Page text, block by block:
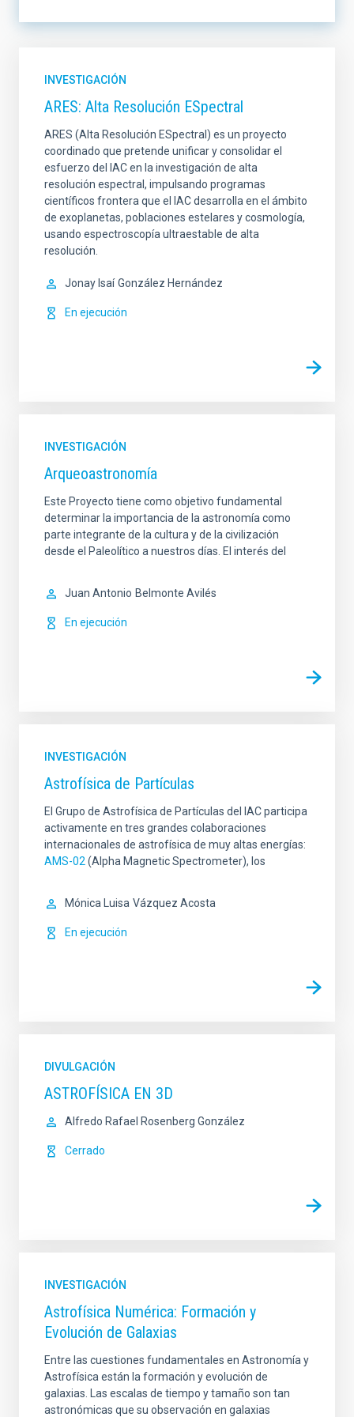
LÍNEA DE INVESTIGACIÓN
LÍNEA IACTEC ORDENAR POR
ORDEN
INVESTIGACIÓN
ARES: Alta Resolución ESpectral
ARES (Alta Resolución ESpectral) es un proyecto
coordinado que pretende unificar y consolidar el
esfuerzo del IAC en la investigación de alta
resolución espectral, impulsando programas
científicos frontera que el IAC desarrolla en el ámbito
de exoplanetas, poblaciones estelares y cosmología,
usando espectroscopía ultraestable de alta
resolución.
Jonay Isaí González Hernández
En ejecución
INVESTIGACIÓN
Arqueoastronomía
Este Proyecto tiene como objetivo fundamental
determinar la importancia de la astronomía como
parte integrante de la cultura y de la civilización
desde el Paleolítico a nuestros días. El interés del
Juan Antonio Belmonte Avilés
En ejecución
INVESTIGACIÓN
Astrofísica de Partículas
El Grupo de Astrofísica de Partículas del IAC participa
activamente en tres grandes colaboraciones
internacionales de astrofísica de muy altas energías:
AMS-02 (Alpha Magnetic Spectrometer), los
Mónica Luisa Vázquez Acosta
En ejecución
DIVULGACIÓN
ASTROFÍSICA EN 3D
Alfredo Rafael Rosenberg González
Cerrado
INVESTIGACIÓN
Astrofísica Numérica: Formación y
Evolución de Galaxias
Entre las cuestiones fundamentales en Astronomía y
Astrofísica están la formación y evolución de
galaxias. Las escalas de tiempo y tamaño son tan
astronómicas que su observación en galaxias